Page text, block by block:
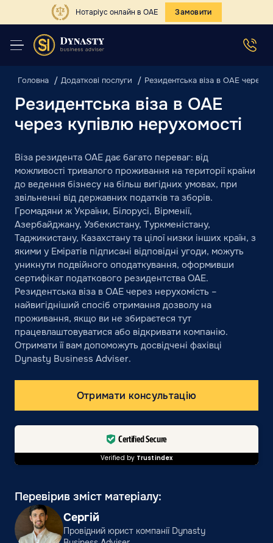
Нотаріус онлайн в ОАЕ Замовити
Головна Додаткові послуги Резидентська віза в ОАЕ через
Резидентська віза в ОАЕ
через купівлю нерухомості
Віза резидента ОАЕ дає багато переваг: від
можливості тривалого проживання на території країни
до ведення бізнесу на більш вигідних умовах, при
звільненні від державних податків та зборів.
Громадяни ж України, Білорусі, Вірменії,
Азербайджану, Узбекистану, Туркменістану,
Таджикистану, Казахстану та цілої низки інших країн, з
якими у Еміратів підписані відповідні угоди, можуть
уникнути подвійного оподаткування, оформивши
сертифікат податкового резидентства ОАЕ.
Резидентська віза в ОАЕ через нерухомість –
найвигідніший спосіб отримання дозволу на
проживання, якщо ви не збираєтеся тут
працевлаштовуватися або відкривати компанію.
Отримати її вам допоможуть досвідчені фахівці
Dynasty Business Adviser.
Отримати консультацію
Certified Secure
Verified by Trustindex
Перевірив зміст матеріалу:
Сергій
Провідний юрист компанії Dynasty